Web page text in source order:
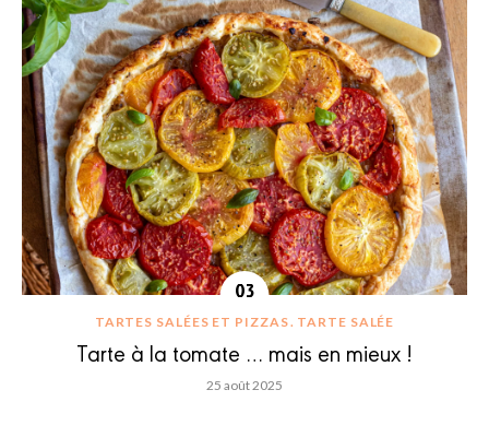
TARTES SALÉES ET PIZZAS TARTE SALÉE
Tarte à la tomate … mais en mieux !
25 août 2025